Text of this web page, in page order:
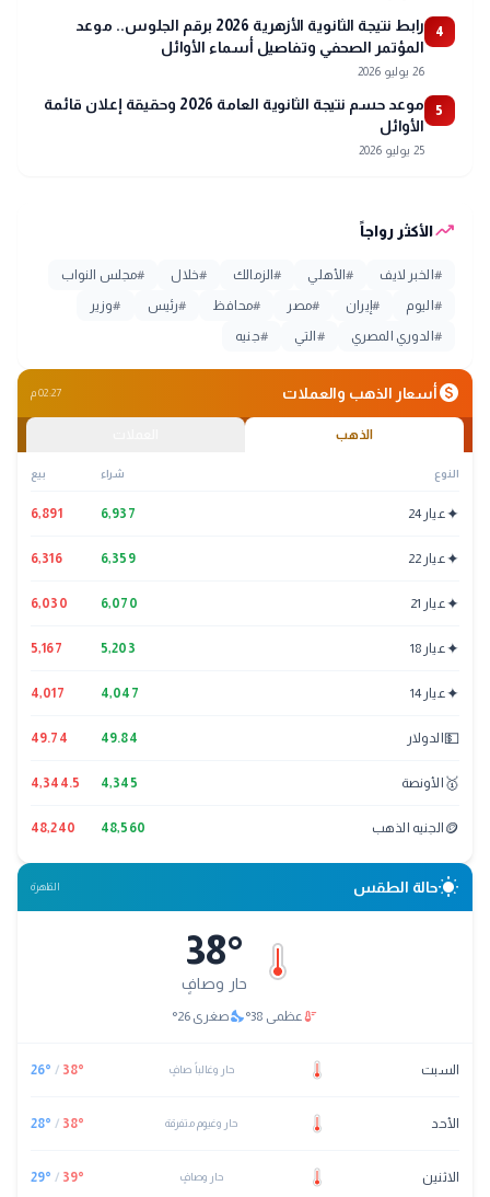
4
رابط نتيجة الثانوية الأزهرية 2026 برقم الجلوس.. موعد
المؤتمر الصحفي وتفاصيل أسماء الأوائل
26 يوليو 2026
5
موعد حسم نتيجة الثانوية العامة 2026 وحقيقة إعلان قائمة
الأوائل
25 يوليو 2026
trending_upالأكثر رواجاً
#الخبر لايف #الأهلي #الزمالك #خلال #مجلس النواب
#اليوم #إيران #مصر #محافظ #رئيس #وزير
#الدوري المصري #التي #جنيه
monetization_onأسعار الذهب والعملات 02:27 م
الذهب
النوع شراء بيع
✦ عيار 24 6,937
6,891
✦ عيار 22 6,359
6,316
✦ عيار 21 6,070
6,030
✦ عيار 18 5,203
5,167
✦ عيار 14 4,047
4,017
💵الدولار 49.84
49.74
🥇 الأونصة 4,345
4,344.5
🪙 الجنيه الذهب 48,560
48,240
wb_sunnyحالة الطقس القاهرة
38°
حار وصافٍ
thermostat عظمى 38
°
nights_stayصغرى 26
°
السبت حار وغالباً صافٍ 38°
/
26°
الأحد حار وغيوم متفرقة 38°
/
28°
الاثنين حار وصافٍ 39°
/
29°